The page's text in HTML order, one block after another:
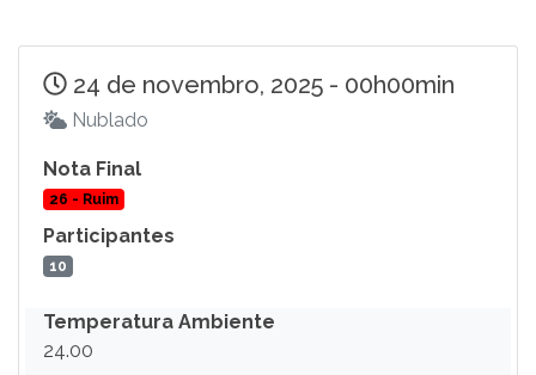
24 de novembro, 2025 - 00h00min
Nublado
Nota Final
26 - Ruim
Participantes
10
Temperatura Ambiente
24.00